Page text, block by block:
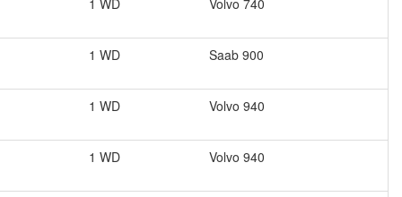
1 WD Volvo 740
1 WD Saab 900
1 WD Volvo 940
1 WD Volvo 940